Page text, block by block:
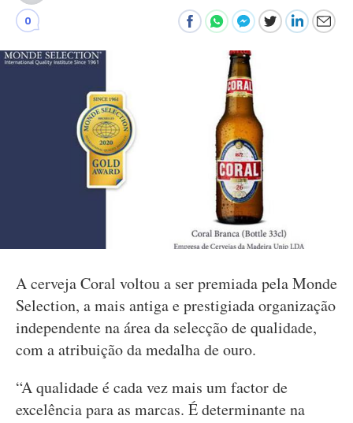
0
A cerveja Coral voltou a ser premiada pela Monde
Selection, a mais antiga e prestigiada organização
independente na área da selecção de qualidade,
com a atribuição da medalha de ouro.
“A qualidade é cada vez mais um factor de
excelência para as marcas. É determinante na